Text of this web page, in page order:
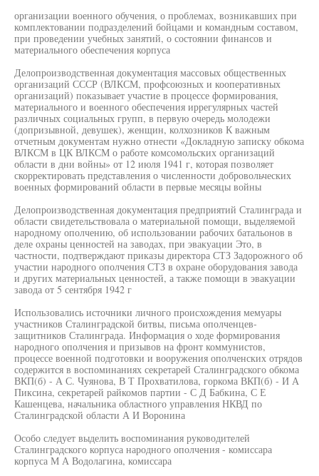
организации военного обучения, о проблемах, возникавших при
комплектовании подразделений бойцами и командным составом,
при проведении учебных занятий, о состоянии финансов и
материального обеспечения корпуса
Делопроизводственная документация массовых общественных
организаций СССР (ВЛКСМ, профсоюзных и кооперативных
организаций) показывает участие в процессе формирования,
материального и военного обеспечения иррегулярных частей
различных социальных групп, в первую очередь молодежи
(допризывной, девушек), женщин, колхозников К важным
отчетным документам нужно отнести «Докладную записку обкома
ВЛКСМ в ЦК ВЛКСМ о работе комсомольских организаций
области в дни войны» от 12 июля 1941 г, которая позволяет
скорректировать представления о численности добровольческих
военных формирований области в первые месяцы войны
Делопроизводственная документация предприятий Сталинграда и
области свидетельствовала о материальной помощи, выделяемой
народному ополчению, об использовании рабочих батальонов в
деле охраны ценностей на заводах, при эвакуации Это, в
частности, подтверждают приказы директора СТЗ Задорожного об
участии народного ополчения СТЗ в охране оборудования завода
и других материальных ценностей, а также помощи в эвакуации
завода от 5 сентября 1942 г
Использовались источники личного происхождения мемуары
участников Сталинградской битвы, письма ополченцев-
защитников Сталинграда. Информация о ходе формирования
народного ополчения и призывов на фронт коммунистов,
процессе военной подготовки и вооружения ополченских отрядов
содержится в воспоминаниях секретарей Сталинградского обкома
ВКП(б) - А С. Чуянова, В Т Прохватилова, горкома ВКП(б) - И А
Пиксина, секретарей райкомов партии - С Д Бабкина, С Е
Кашенцева, начальника областного управления НКВД по
Сталинградской области А И Воронина
Особо следует выделить воспоминания руководителей
Сталинградского корпуса народного ополчения - комиссара
корпуса М А Водолагина, комиссара